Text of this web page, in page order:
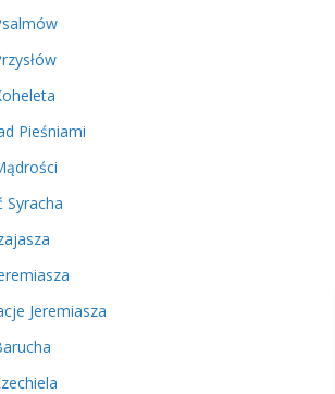
Pieśniami
Syracha
Jeremiasza